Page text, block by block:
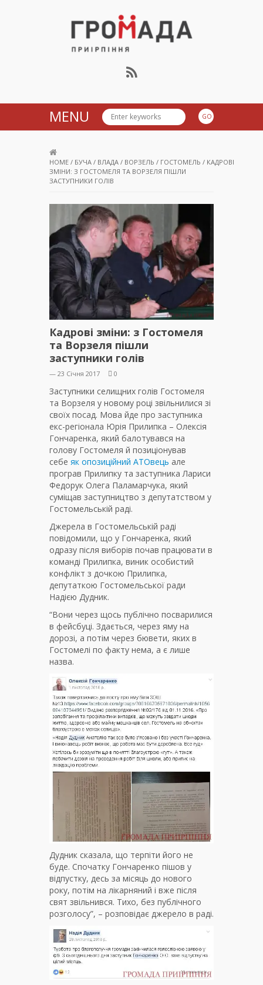
Громада Приірпіння
MENU
HOME / БУЧА / ВЛАДА / ВОРЗЕЛЬ / ГОСТОМЕЛЬ / КАДРОВІ
ЗМІНИ: З ГОСТОМЕЛЯ ТА ВОРЗЕЛЯ ПІШЛИ
ЗАСТУПНИКИ ГОЛІВ
Кадрові зміни: з Гостомеля
та Ворзеля пішли
заступники голів
— 23 Січня 2017 0
Заступники селищних голів Гостомеля
та Ворзеля у новому році звільнилися зі
своїх посад. Мова йде про заступника
екс-регіонала Юрія Прилипка – Олексія
Гончаренка, який балотувався на
голову Гостомеля й позиціонував
себе як опозиційний АТОвець але
програв Прилипку та заступника Лариси
Федорук Олега Паламарчука, який
суміщав заступництво з депутатством у
Гостомельській раді.
Джерела в Гостомельській раді
повідомили, що у Гончаренка, який
одразу після виборів почав працювати в
команді Прилипка, виник особистий
конфлікт з дочкою Прилипка,
депутаткою Гостомельської ради
Надією Дудник.
“Вони через щось публічно посварилися
в фейсбуці. Здається, через яму на
дорозі, а потім через бювети, яких в
Гостомелі по факту нема, а є лише
назва.
Дудник сказала, що терпіти його не
буде. Спочатку Гончаренко пішов у
відпустку, десь за місяць до нового
року, потім на лікарняний і вже після
свят звільнився. Тихо, без публічного
розголосу”, – розповідає джерело в раді.